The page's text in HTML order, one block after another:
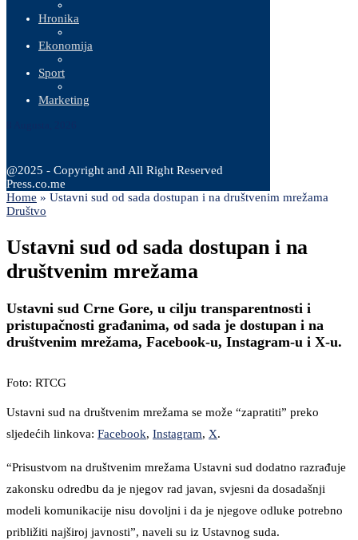
Hronika
Ekonomija
Sport
Marketing
@2025 - Copyright and All Right Reserved
Press.co.me
Home » Ustavni sud od sada dostupan i na društvenim mrežama
Društvo
Ustavni sud od sada dostupan i na
društvenim mrežama
Ustavni sud Crne Gore, u cilju transparentnosti i
pristupačnosti građanima, od sada je dostupan i na
društvenim mrežama, Facebook-u, Instagram-u i X-u.
Foto: RTCG
Ustavni sud na društvenim mrežama se može “zapratiti” preko
sljedećih linkova: Facebook, Instagram, X.
“Prisustvom na društvenim mrežama Ustavni sud dodatno razrađuje
zakonsku odredbu da je njegov rad javan, svjesni da dosadašnji
modeli komunikacije nisu dovoljni i da je njegove odluke potrebno
približiti najširoj javnosti”, naveli su iz Ustavnog suda.